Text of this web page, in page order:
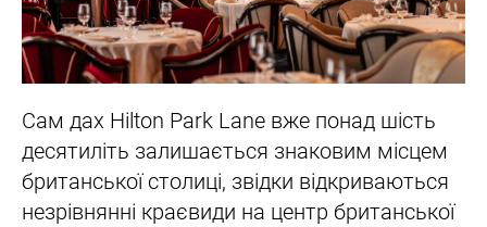
Сам дах Hilton Park Lane вже понад шість
десятиліть залишається знаковим місцем
британської столиці, звідки відкриваються
незрівнянні краєвиди на центр британської